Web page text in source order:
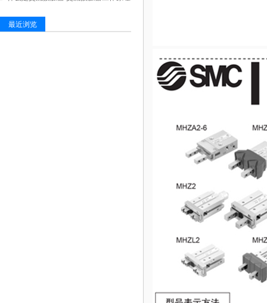
最近浏览